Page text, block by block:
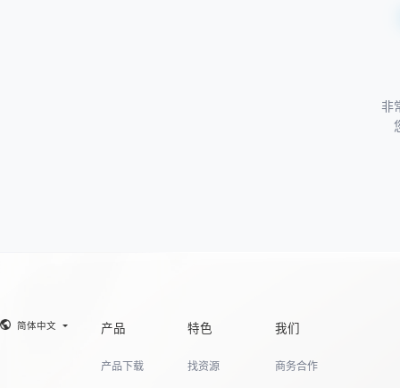
非
简体中文 产品
产品下载
特色
找资源
我们
商务合作